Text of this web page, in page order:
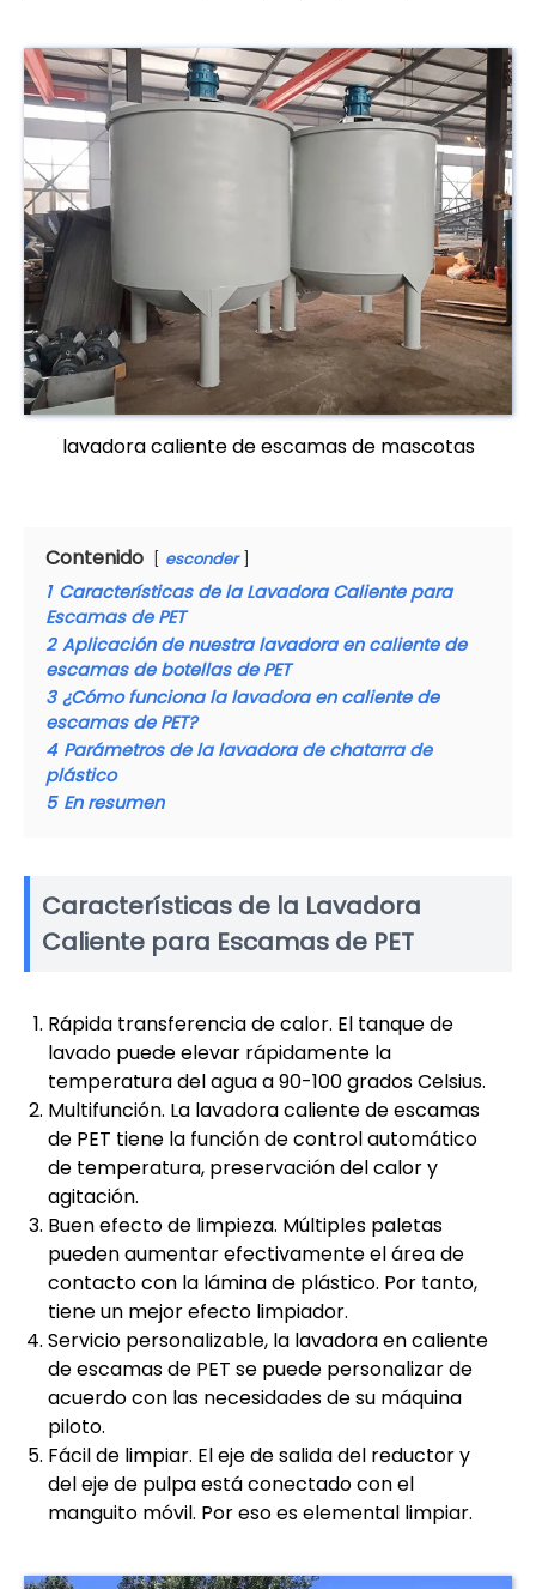
lavadora caliente de escamas de mascotas
Contenido esconder
1 Características de la Lavadora Caliente para
Escamas de PET
2 Aplicación de nuestra lavadora en caliente de
escamas de botellas de PET
3 ¿Cómo funciona la lavadora en caliente de
escamas de PET?
4 Parámetros de la lavadora de chatarra de
plástico
5 En resumen
Características de la Lavadora
Caliente para Escamas de PET
Rápida transferencia de calor. El tanque de
lavado puede elevar rápidamente la
temperatura del agua a 90-100 grados Celsius.
Multifunción. La lavadora caliente de escamas
de PET tiene la función de control automático
de temperatura, preservación del calor y
agitación.
Buen efecto de limpieza. Múltiples paletas
pueden aumentar efectivamente el área de
contacto con la lámina de plástico. Por tanto,
tiene un mejor efecto limpiador.
Servicio personalizable, la lavadora en caliente
de escamas de PET se puede personalizar de
acuerdo con las necesidades de su máquina
piloto.
Fácil de limpiar. El eje de salida del reductor y
del eje de pulpa está conectado con el
manguito móvil. Por eso es elemental limpiar.